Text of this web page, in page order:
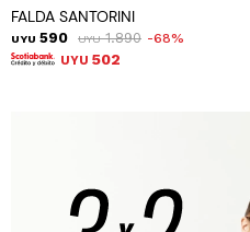
FALDA SANTORINI
UYU 590 UYU 1.890 68
UYU 502